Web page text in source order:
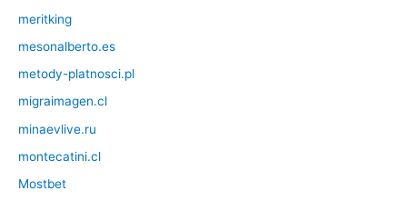
meritking
mesonalberto.es
metody-platnosci.pl
migraimagen.cl
minaevlive.ru
montecatini.cl
Mostbet